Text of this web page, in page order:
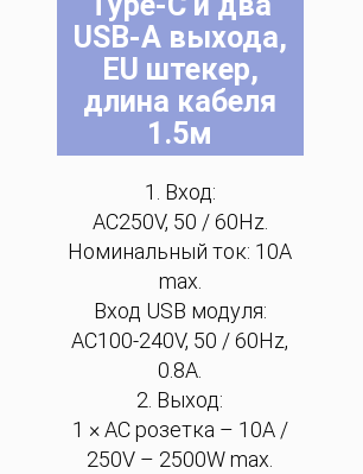
USB-A выхода,
EU штекер,
длина кабеля
1.5м
1. Вход:
AC250V, 50 / 60Hz.
Номинальный ток: 10A
max.
Вход USB модуля:
AC100-240V, 50 / 60Hz,
0.8A.
2. Выход:
1 × AC розетка – 10A /
250V – 2500W max.